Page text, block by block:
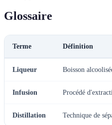
Glossaire
Terme Définition
Liqueur Boisson
Infusion Procédé
Distillation Technique de